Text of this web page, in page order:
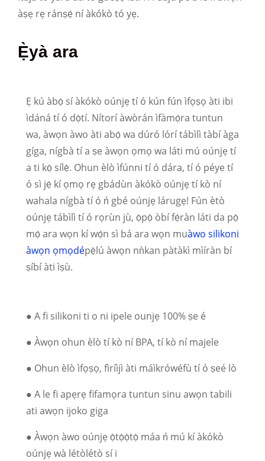
àṣẹ rẹ ránṣẹ́ ní àkókò tó yẹ.
Ẹ̀yà ara
Ẹ kú àbọ̀ sí àkókò oúnjẹ tí ó kún fún ìfọṣọ àti ibi
ìdáná tí ó dọ̀tí. Nítorí àwòrán ìfàmọ́ra tuntun
wa, àwọn àwo àti abọ́ wa dúró lórí tábìlì tàbí àga
gíga, nígbà tí a ṣe àwọn ọmọ wa láti mú oúnjẹ tí
a ti kọ̀ sílẹ̀. Ohun èlò ìfúnni tí ó dára, tí ó péye tí
ó sì jẹ́ kí ọmọ rẹ gbádùn àkókò oúnjẹ tí kò ní
wahala nígbà tí ó ń gbé oúnjẹ lárugẹ! Fún ètò
oúnjẹ tábìlì tí ó rọrùn jù, ọ̀pọ̀ òbí fẹ́ràn láti da pọ̀
mọ́ ara wọn kí wọ́n sì bá ara wọn muàwo silikoni
àwọn ọmọdépẹ̀lú àwọn nǹkan pàtàkì mìíràn bí
ṣíbí àti ìṣù.
● A fi silikoni ti o ni ipele ounjẹ 100% ṣe é
● Àwọn ohun èlò tí kò ní BPA, tí kò ní majele
● Ohun èlò ìfọṣọ, fìríìjì àti máìkrówéfù tí ó ṣeé lò
● A le fi apẹrẹ fifamọra tuntun sinu awọn tabili
ati awọn ijoko giga
● Àwọn àwo oúnjẹ ọ̀tọ̀ọ̀tọ̀ máa ń mú kí àkókò
oúnjẹ wà létòlétò sí i